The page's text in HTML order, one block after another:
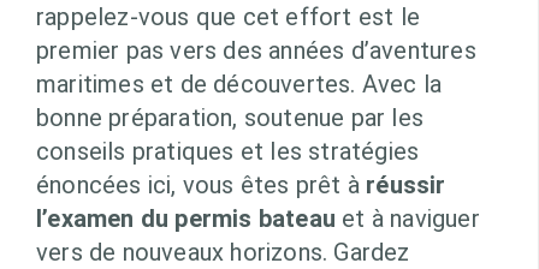
rappelez-vous que cet effort est le
premier pas vers des années d’aventures
maritimes et de découvertes. Avec la
bonne préparation, soutenue par les
conseils pratiques et les stratégies
énoncées ici, vous êtes prêt à réussir
l’examen du permis bateau et à naviguer
vers de nouveaux horizons. Gardez